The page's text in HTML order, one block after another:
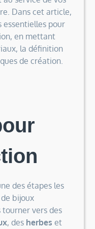
Dans cet article,
essentielles pour
en mettant
la définition
de création.
des étapes les
bijoux
tourner vers des
, des herbes et